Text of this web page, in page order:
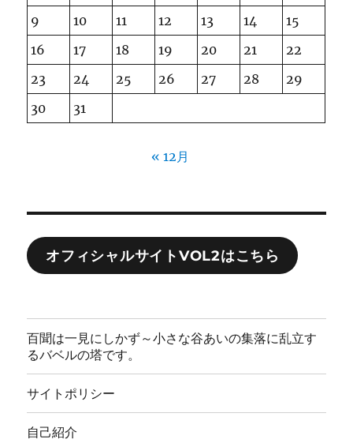
9
10 11 12 13 14
15
16
17 18 19 20 21
22
23
24 25 26 27 28
29
30
31
« 12月
オフィシャルサイトVOL2はこちら
百聞は一見にしかず～小さな谷あいの集落に乱立す
るバベルの塔です。
サイトポリシー
自己紹介